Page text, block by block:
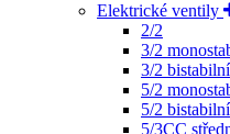
Elektrické ventily
2/2
3/2
3/2 bistabilní
5/2
5/2 bistabilní
5/3CC